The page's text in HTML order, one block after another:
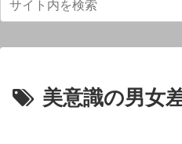
美意識の男女